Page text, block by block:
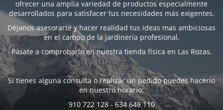
ofrecer una amplia variedad de productos especialmente
desarrollados para satisfacer tus necesidades más exigentes.
Déjanos asesorarte y hacer realidad tus ideas mas ambiciosas
en el campo de la jardinería profesional.
Pásate a comprobarlo en nuestra tienda física en Las Rozas.
Si tienes alguna consulta o realizar un pedido puedes hacerlo
en nuestro horario:
910 722 128 - 634 648 110